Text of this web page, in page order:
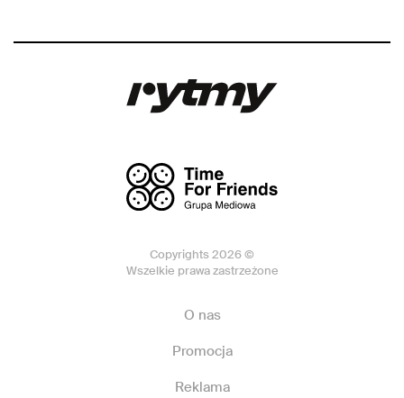
Copyrights 2026 ©
Wszelkie prawa zastrzeżone
O nas
Promocja
Reklama